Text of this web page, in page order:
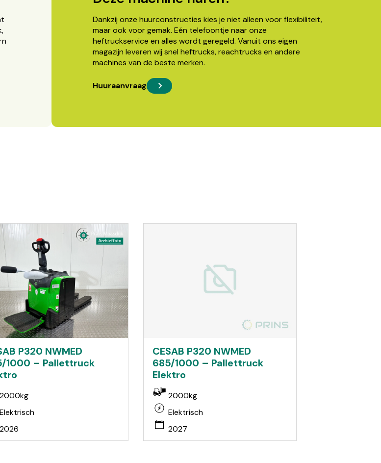
Dankzij onze huurconstructies kies je niet alleen voor flexibiliteit,
maar ook voor gemak. Eén telefoontje naar onze
heftruckservice en alles wordt geregeld. Vanuit ons eigen
magazijn leveren wij snel heftrucks, reachtrucks en andere
machines van de beste merken.
Huuraanvraag
P320 NWMED
1000 – Pallettruck
2000kg
Elektrisch
2026
CESAB P320 NWMED
685/1000 – Pallettruck
Elektro
2000kg
Elektrisch
2027